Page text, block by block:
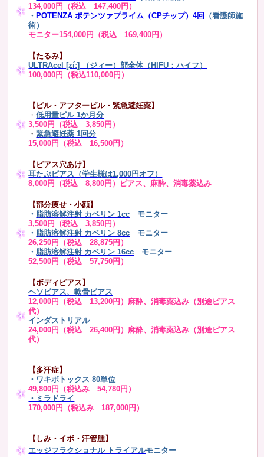
134,000円（税込 147,400円）
・ POTENZA ポテンツァプライム（CPチップ）4回
（看護師施
術）
モニター154,000円（税込 169,400円）
【たるみ】
ULTRAcel [zíː] （ジィー）顔全体（HIFU：ハイフ）
100,000円（税込110,000円）
【ピル・アフターピル・緊急避妊薬】
・低用量ピル 1か月分
3,500円（税込 3,850円）
・緊急避妊薬 1回分
15,000円（税込 16,500円）
【ピアス穴あけ】
耳たぶピアス（学生様は1,000円オフ）
8,000円（税込 8,800円）ピアス、麻酔、消毒薬込み
【部分痩せ・小顔】
・ 脂肪溶解注射 カベリン 1cc モニター
3,500円（税込 3,850円）
・ 脂肪溶解注射 カベリン 8cc モニター
26,250円（税込 28,875円）
・ 脂肪溶解注射 カベリン 16cc
モニター
52,500円（税込 57,750円）
【ボディピアス】
ヘソピアス、軟骨ピアス
12,000円（税込 13,200円）麻酔、消毒薬込み（別途ピアス
代）
インダストリアル
24,000円（税込 26,400円）麻酔、消毒薬込み（別途ピアス
代）
【多汗症】
・ ワキボトックス 80単位
49,800円（税込み 54,780円）
・ミラドライ
170,000円（税込み 187,000円）
【しみ・イボ・汗管腫】
エッジフラクショナル トライアルモニター